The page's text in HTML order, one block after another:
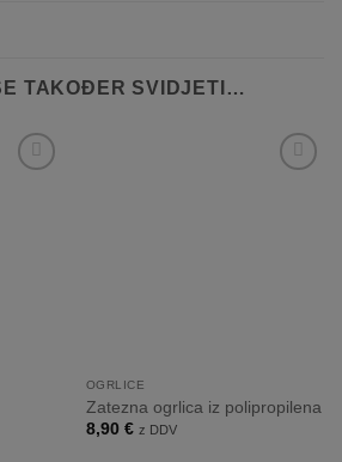
TAKOĐER SVIDJETI…
OGRLICE
Zatezna ogrlica iz polipropilena
8,90 € z DDV